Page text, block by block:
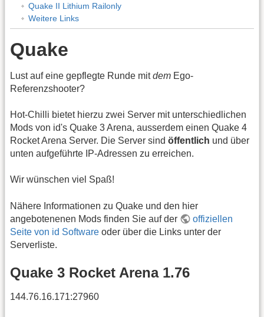
Quake II Lithium Railonly
Weitere Links
Quake
Lust auf eine gepflegte Runde mitdem Ego-
Referenzshooter?
Hot-Chilli bietet hierzu zwei Server mit unterschiedlichen
Mods von id's Quake 3 Arena, ausserdem einen Quake 4
Rocket Arena Server. Die Server sind öffentlich und über
unten aufgeführte IP-Adressen zu erreichen.
Wir wünschen viel Spaß!
Nähere Informationen zu Quake und den hier
angebotenenen Mods finden Sie auf der
offiziellen
Seite von id Software oder über die Links unter der
Serverliste.
Quake 3 Rocket Arena 1.76
144.76.16.171:27960